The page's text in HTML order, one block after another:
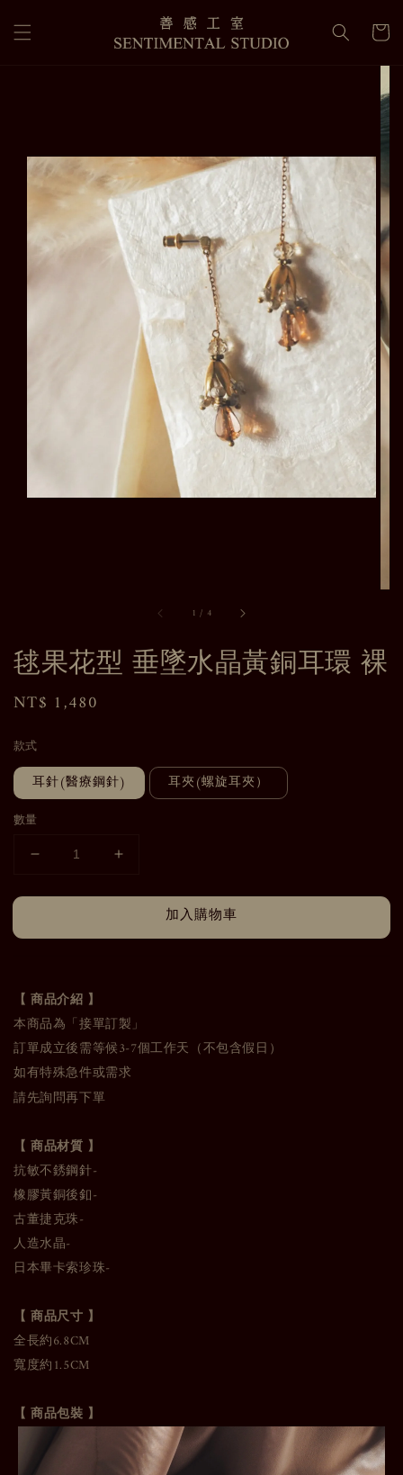
1 / 4
毬果花型 垂墜水晶黃銅耳環 裸
Regular
NT$ 1,480
款式
耳針(醫療鋼針) 耳夾(螺旋耳夾）
數量
加入購物車
【 商品介紹 】
本商品為「接單訂製」
訂單成立後需等候3-7個工作天（不包含假日）
如有特殊急件或需求
請先詢問再下單
【 商品材質 】
抗敏不銹鋼針-
橡膠黃銅後釦-
古董捷克珠-
人造水晶-
日本畢卡索珍珠-
【 商品尺寸 】
全長約6.8CM
寬度約1.5CM
【 商品包裝 】